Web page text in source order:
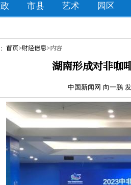
首页>财经信息>内容
湖南形成对非咖
中国新闻网 向一鹏